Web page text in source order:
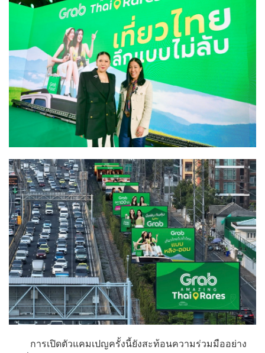
การเปิดตัวแคมเปญครั้งนี้ยังสะท้อนความร่วมมืออย่าง